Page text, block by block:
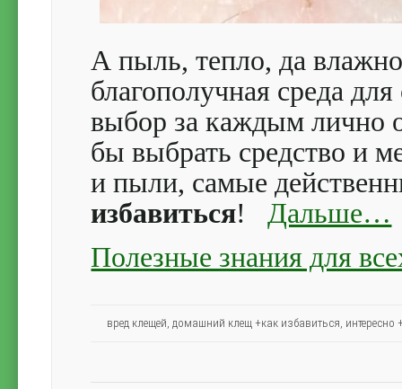
А пыль, тепло, да
благополучная среда
выбор за каждым лично
бы выбрать средство и
и пыли, самые
избавиться! Дальше…
Полезные знания для
вред клещей ,домашний клещ +как избавиться интересно